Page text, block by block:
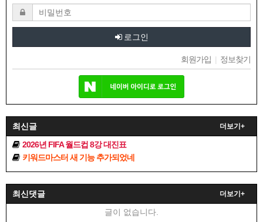
로그인
회원가입 | 정보찾기
최신글 더보기+
2026년 FIFA 월드컵 8강 대진표
키워드마스터 새 기능 추가되었네
최신댓글 더보기+
글이 없습니다.